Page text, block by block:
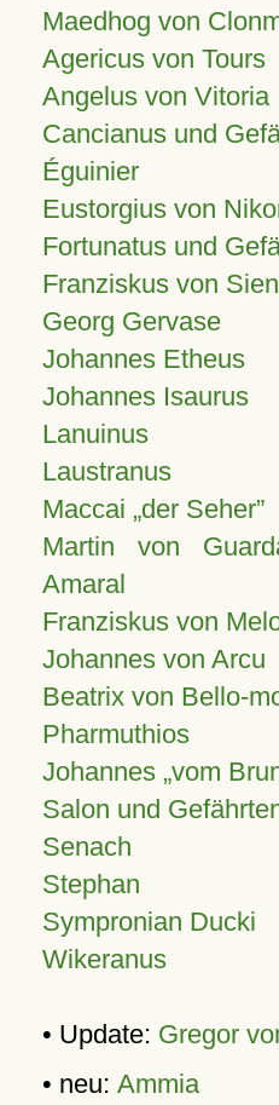
Maedhog von
Agericus von Tours
Angelus von Vitoria
Cancianus und
Éguinier
Eustorgius von
Fortunatus und
Franziskus von
Georg Gervase
Johannes Etheus
Johannes Isaurus
Lanuinus
Laustranus
Maccai „der Seher”
Martin von
Amaral
Franziskus von
Johannes von Arcu
Beatrix von Bello-
Pharmuthios
Johannes vom
Salon und
Senach
Stephan
Sympronian Ducki
Wikeranus
• Update: Gregor
• neu: Ammia